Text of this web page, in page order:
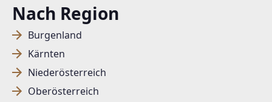
Nach Region
Burgenland
Kärnten
Niederösterreich
Oberösterreich